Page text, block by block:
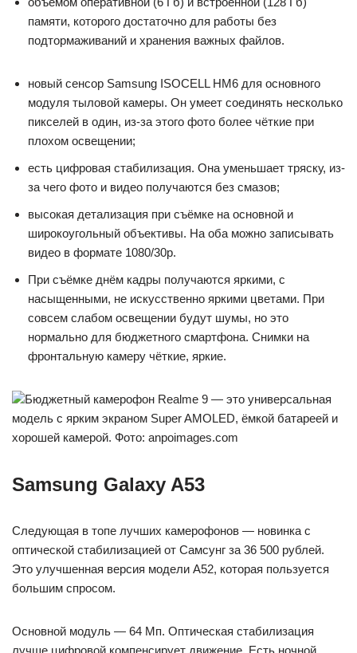
памяти, которого достаточно для работы без
подтормаживаний и хранения важных файлов.
новый сенсор Samsung ISOCELL HM6 для основного
модуля тыловой камеры. Он умеет соединять несколько
пикселей в один, из-за этого фото более чёткие при
плохом освещении;
есть цифровая стабилизация. Она уменьшает тряску, из-
за чего фото и видео получаются без смазов;
высокая детализация при съёмке на основной и
широкоугольный объективы. На оба можно записывать
видео в формате 1080/30p.
При съёмке днём кадры получаются яркими, с
насыщенными, не искусственно яркими цветами. При
совсем слабом освещении будут шумы, но это
нормально для бюджетного смартфона. Снимки на
фронтальную камеру чёткие, яркие.
Бюджетный камерофон Realme 9 — это универсальная
модель с ярким экраном Super AMOLED, ёмкой батареей и
хорошей камерой. Фото: anpoimages.com
Samsung Galaxy A53
Следующая в топе лучших камерофонов — новинка с
оптической стабилизацией от Самсунг за 36 500 рублей.
Это улучшенная версия модели А52, которая пользуется
большим спросом.
Основной модуль — 64 Мп. Оптическая стабилизация
лучше цифровой компенсирует движение. Есть ночной